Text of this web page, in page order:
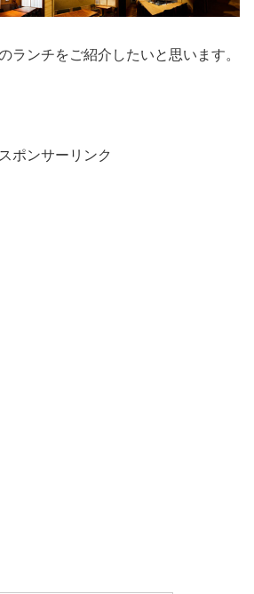
ランチをご紹介したいと思います。
スポンサーリンク